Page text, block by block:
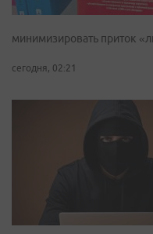
минимизировать приток
сегодня, 02:21